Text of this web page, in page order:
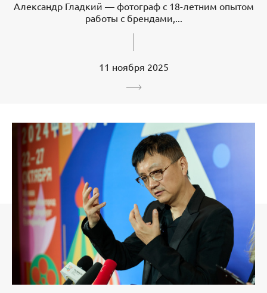
Александр Гладкий — фотограф с 18-летним опытом
работы с брендами,...
11 ноября 2025